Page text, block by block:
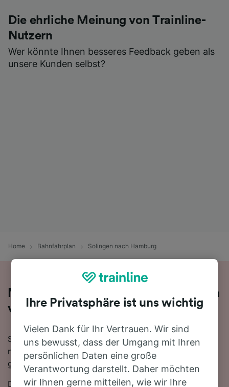
Die ehrliche Meinung von Trainline-
Nutzern
Wer könnte Ihnen besseres Feedback geben als
unsere Kunden selbst?
Home Bahnfahrplan Solingen nach Hamburg
Mit dem Zug in 15 Stunden 31 Minuten
von Solingen nach Hamburg
Sie denken darüber nach, für Ihre Reise von Solingen
nach Hamburg den Zug zu nehmen? Bei uns sind Sie
goldrichtig!
Die schnellste Fahrtzeit, um die 334 km von Solingen
Ihre Privatsphäre ist uns wichtig
Vielen Dank für Ihr Vertrauen. Wir sind
uns bewusst, dass der Umgang mit Ihren
persönlichen Daten eine große
Verantwortung darstellt. Daher möchten
wir Ihnen gerne mitteilen, wie wir Ihre